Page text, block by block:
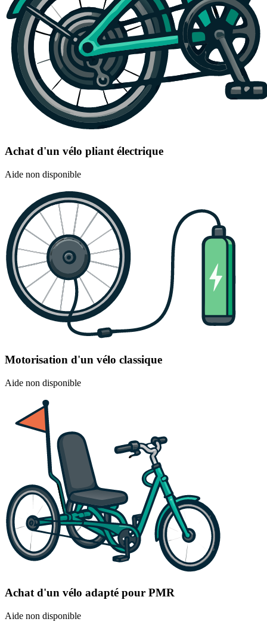
Achat d'un vélo pliant électrique
Aide non disponible
Motorisation d'un vélo classique
Aide non disponible
Achat d'un vélo adapté pour PMR
Aide non disponible